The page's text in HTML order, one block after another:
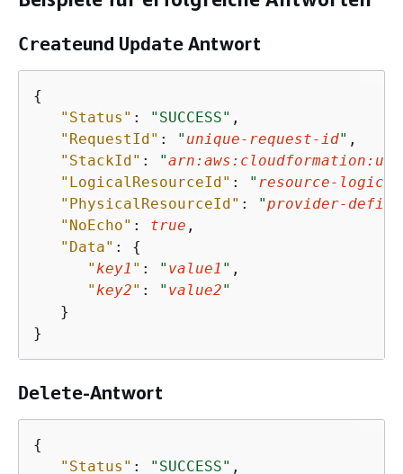
Createund Update Antwort
{
"Status" : "SUCCESS" ,
"RequestId" : " unique-request-id" ,
"StackId" : "arn:aws:cloudformation:us-
"LogicalResourceId" : " resource-
"PhysicalResourceId" : "provider-
"NoEcho" : true ,
"Data" : {
"key1 " : " value1 " ,
"key2" : " value2"
   }
}
Delete-Antwort
{
"Status" : "SUCCESS" ,